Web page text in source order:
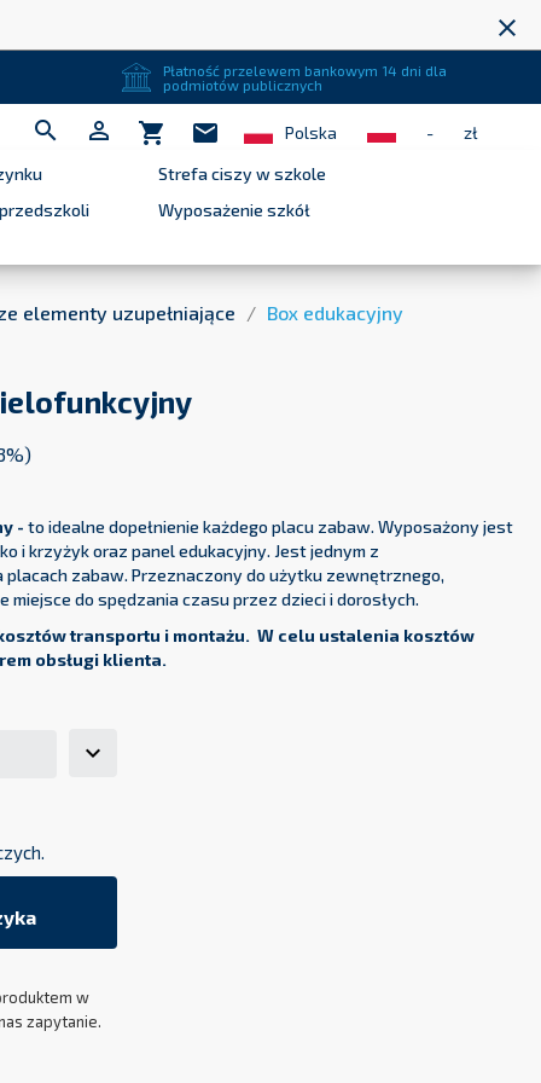
close
Płatność przelewem bankowym 14 dni dla
podmiotów publicznych
  shopping_cart mail Polska -
zł
Strefa ciszy w szkole
Wyposażenie szkół
elementy uzupełniające
Box edukacyjny
- to idealne dopełnienie każdego placu zabaw. Wyposażony jest
i krzyżyk oraz panel edukacyjny. Jest jednym z
zabaw. Przeznaczony do użytku zewnętrznego,
miejsce do spędzania czasu przez dzieci i dorosłych.
transportu i montażu. W celu ustalenia kosztów
obsługi klienta.
w
zapytanie.